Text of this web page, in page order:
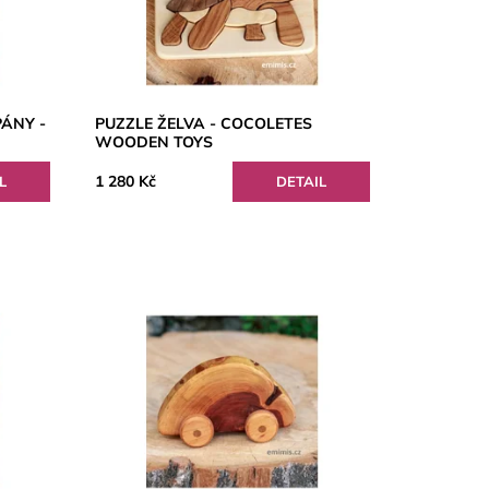
-
PUZZLE ŽELVA - COCOLETES
WOODEN TOYS
1 280 Kč DETAIL